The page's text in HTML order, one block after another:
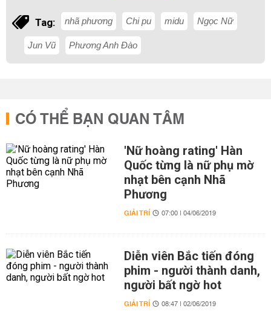
Tag: nhã phương Chi pu midu Ngọc Nữ
Jun Vũ Phương Anh Đào
CÓ THỂ BẠN QUAN TÂM
'Nữ hoàng rating' Hàn
Quốc từng là nữ phụ mờ
nhạt bên cạnh Nhã
Phương
GIẢI TRÍ 07:00 | 04/06/2019
Diễn viên Bắc tiến đóng
phim - người thành danh,
người bất ngờ hot
GIẢI TRÍ 08:47 | 02/06/2019